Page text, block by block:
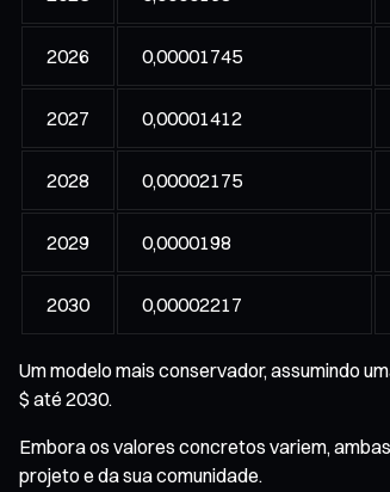
2026 0,00001745
2027 0,00001412
2028 0,00002175
2029 0,0000198
2030 0,00002217
Um modelo mais conservador, assumindo
$ até 2030.
Embora os valores concretos variem,
projeto e da sua comunidade.